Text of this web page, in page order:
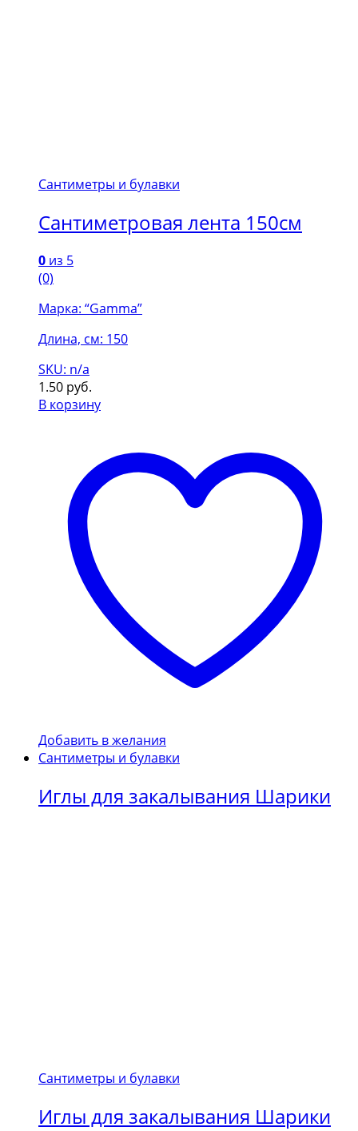
Сантиметры и булавки
Сантиметровая лента 150см
0 из 5
(0)
Марка: “Gamma”
Длина, см: 150
SKU: n/a
1.50 руб.
В корзину
Добавить в желания
Сантиметры и булавки
Иглы для закалывания Шарики
Сантиметры и булавки
Иглы для закалывания Шарики